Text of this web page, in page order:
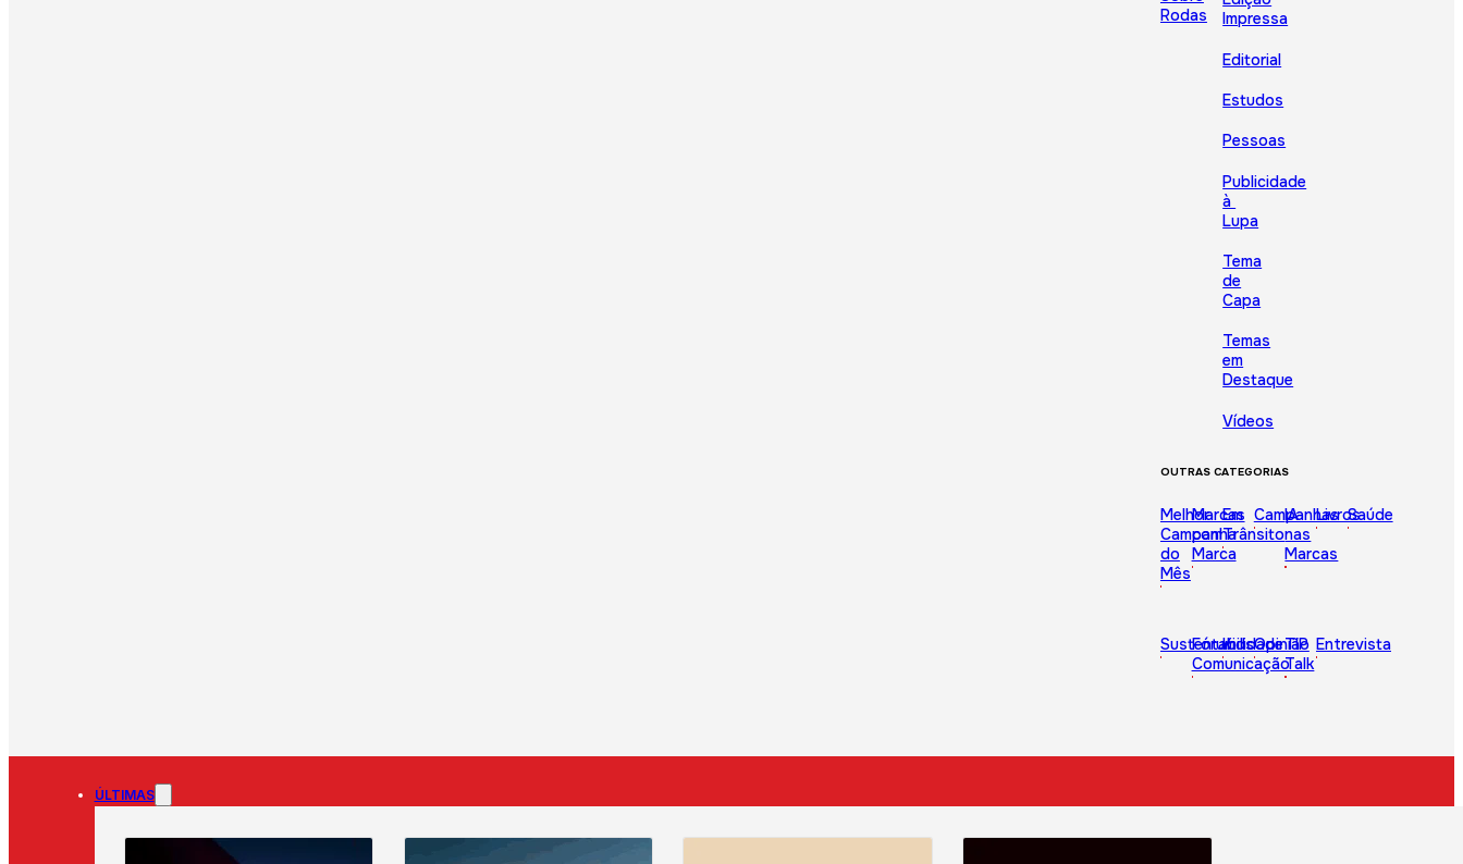
Rodas
Impressa
Editorial
Estudos
Pessoas
Publicidade
à
Lupa
Tema
de
Capa
Temas
em
Destaque
Vídeos
OUTRAS CATEGORIAS
Melhor
Campanha
do
Mês
Marcas
com
Marca
Em
Trânsito
Campanhas
IA
nas
Marcas
LivrosSaúde
Sustentabilidade
Fórum
Comunicação
KidsOpinião
TIP
Talk
Entrevista
ÚLTIMAS